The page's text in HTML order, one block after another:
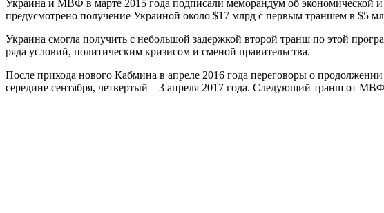
Украина и МВФ в марте 2015 года подписали меморандум об экономической
предусмотрено получение Украиной около $17 млрд с первым траншем в $5
Украина смогла получить с небольшой задержкой второй транш по этой
ряда условий, политическим кризисом и сменой правительства.
После прихода нового Кабмина в апреле 2016 года переговоры о
середине сентября, четвертый – 3 апреля 2017 года. Следующий транш от